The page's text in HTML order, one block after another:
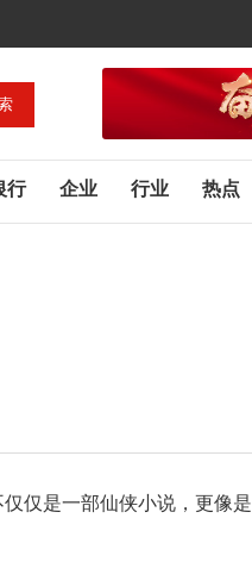
行 企业 行业 热点
仅是一部仙侠小说，更像是